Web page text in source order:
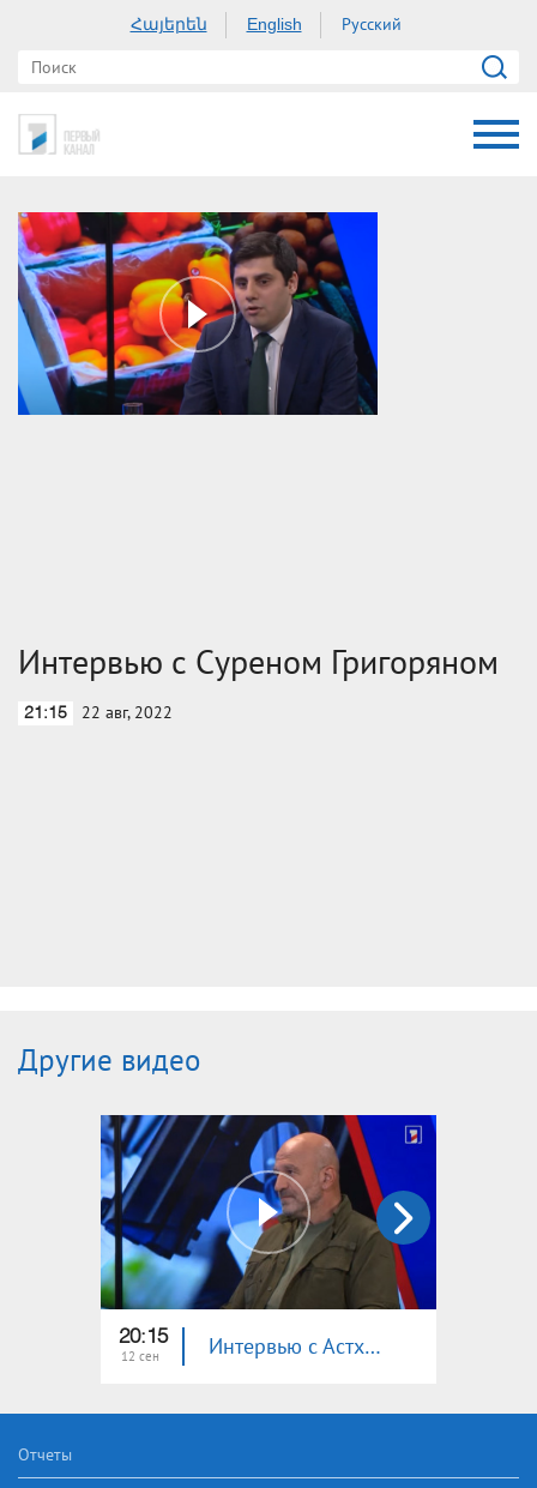
Հայերեն English Русский
Интервью с Суреном Григоряном
21:15 22 авг, 2022
Другие видео
20:15
12 сен Интервью с Астхик Саргсян. Разные мнения
Отчеты